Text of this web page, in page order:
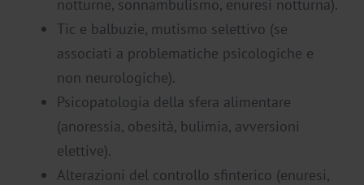
notturne, sonnambulismo, enuresi notturna).
Tic e balbuzie, mutismo selettivo (se
associati a problematiche psicologiche e
non neurologiche).
Psicopatologia della sfera alimentare
(anoressia, obesità, bulimia, avversioni
elettive).
Alterazioni del controllo sfinterico (enuresi,